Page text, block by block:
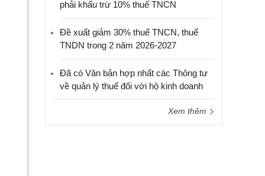
phải khấu trừ 10% thuế TNCN
Đề xuất giảm 30% thuế TNCN, thuế
TNDN trong 2 năm 2026-2027
Đã có Văn bản hợp nhất các Thông tư
về quản lý thuế đối với hộ kinh doanh
Xem thêm